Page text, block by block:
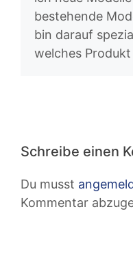
bestehende
bin darauf
welches
Schreibe einen
Du musst
Kommentar